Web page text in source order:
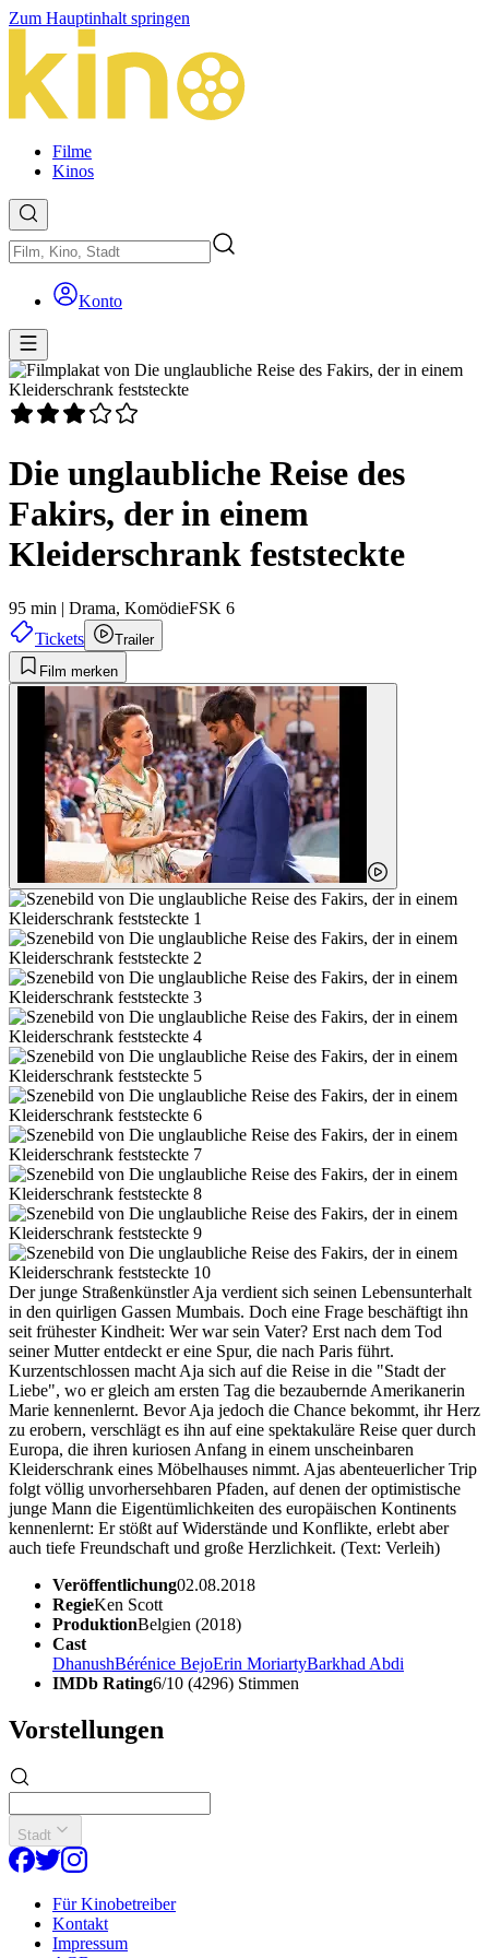
Zum Hauptinhalt springen
Filme
Kinos
Konto
Die unglaubliche Reise des
Fakirs, der in einem
Kleiderschrank feststeckte
95 min | Drama, KomödieFSK 6
Tickets
Trailer
Film merken
Der junge Straßenkünstler Aja verdient sich seinen Lebensunterhalt
in den quirligen Gassen Mumbais. Doch eine Frage beschäftigt ihn
seit frühester Kindheit: Wer war sein Vater? Erst nach dem Tod
seiner Mutter entdeckt er eine Spur, die nach Paris führt.
Kurzentschlossen macht Aja sich auf die Reise in die "Stadt der
Liebe", wo er gleich am ersten Tag die bezaubernde Amerikanerin
Marie kennenlernt. Bevor Aja jedoch die Chance bekommt, ihr Herz
zu erobern, verschlägt es ihn auf eine spektakuläre Reise quer durch
Europa, die ihren kuriosen Anfang in einem unscheinbaren
Kleiderschrank eines Möbelhauses nimmt. Ajas abenteuerlicher Trip
folgt völlig unvorhersehbaren Pfaden, auf denen der optimistische
junge Mann die Eigentümlichkeiten des europäischen Kontinents
kennenlernt: Er stößt auf Widerstände und Konflikte, erlebt aber
auch tiefe Freundschaft und große Herzlichkeit. (Text: Verleih)
Veröffentlichung02.08.2018
RegieKen Scott
ProduktionBelgien (2018)
Cast
DhanushBérénice BejoErin MoriartyBarkhad Abdi
IMDb Rating6/10 (4296) Stimmen
Vorstellungen
Stadt
Für Kinobetreiber
Kontakt
Impressum